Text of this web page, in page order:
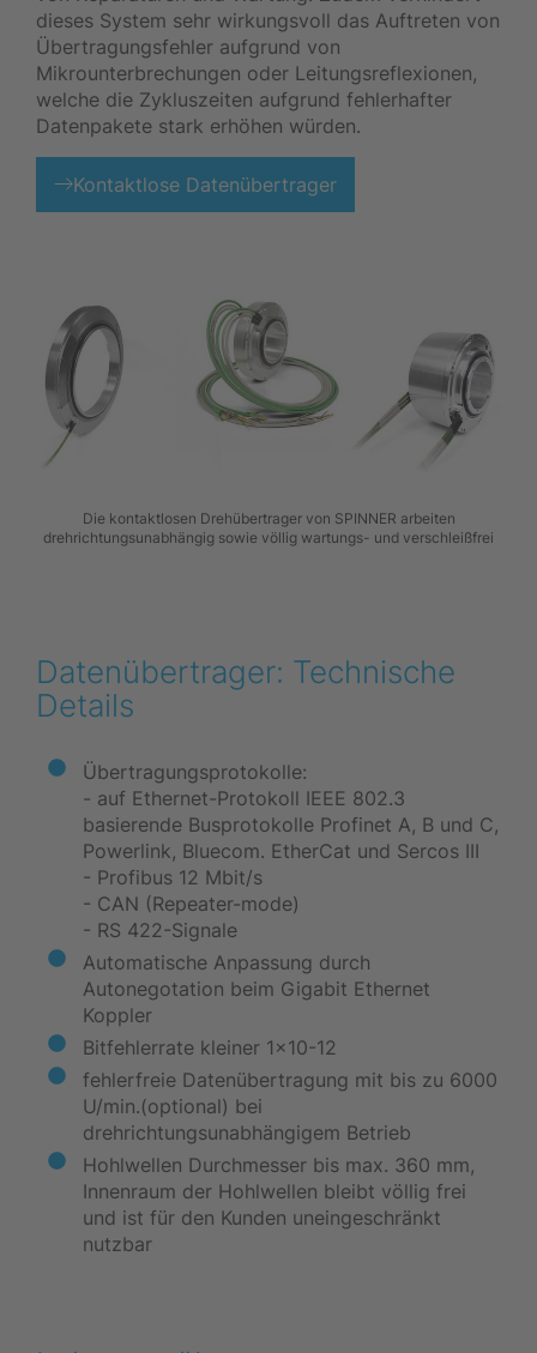
dieses System sehr wirkungsvoll das Auftreten von
Übertragungsfehler aufgrund von
Mikrounterbrechungen oder Leitungsreflexionen,
welche die Zykluszeiten aufgrund fehlerhafter
Datenpakete stark erhöhen würden.
Kontaktlose Datenübertrager
Die kontaktlosen Drehübertrager von SPINNER arbeiten
drehrichtungsunabhängig sowie völlig wartungs- und verschleißfrei
Datenübertrager: Technische
Details
Übertragungsprotokolle:
- auf Ethernet-Protokoll IEEE 802.3
basierende Busprotokolle Profinet A, B und C,
Powerlink, Bluecom. EtherCat und Sercos III
- Profibus 12 Mbit/s
- CAN (Repeater-mode)
- RS 422-Signale
Automatische Anpassung durch
Autonegotation beim Gigabit Ethernet
Koppler
Bitfehlerrate kleiner 1x10-12
fehlerfreie Datenübertragung mit bis zu 6000
U/min.(optional) bei
drehrichtungsunabhängigem Betrieb
Hohlwellen Durchmesser bis max. 360 mm,
Innenraum der Hohlwellen bleibt völlig frei
und ist für den Kunden uneingeschränkt
nutzbar